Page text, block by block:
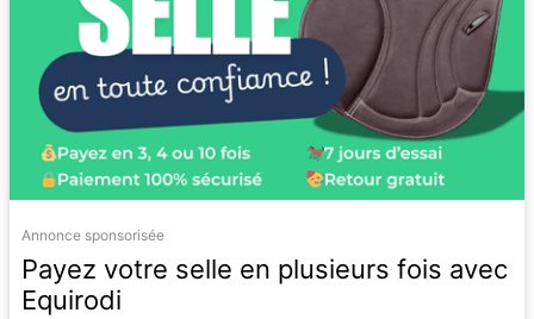
Annonce sponsorisée
Payez votre selle en plusieurs fois avec
Equirodi